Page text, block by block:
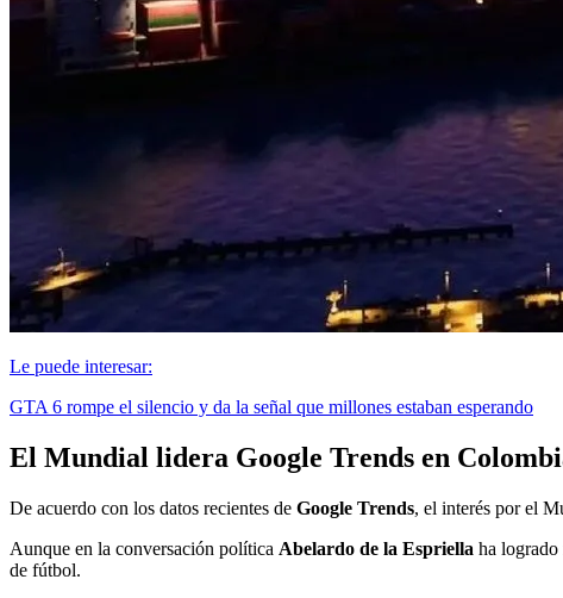
Le puede interesar:
GTA 6 rompe el silencio y da la señal que millones estaban esperando
El Mundial lidera Google Trends en
De acuerdo con los datos recientes de Google Trends, el interés por el
Aunque en la conversación política Abelardo de la Espriella ha logrado
de fútbol.